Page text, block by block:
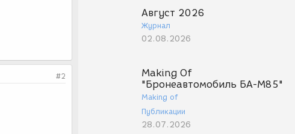
Август 2026
Журнал
02.08.2026
Making Of
"Бронеавтомобиль БА-М85"
Making of
Публикации
28.07.2026
#2